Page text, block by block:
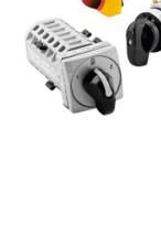
{HTTP_HOST}
^rossmann-
onlineshop\.de$
[NC]
RewriteRule